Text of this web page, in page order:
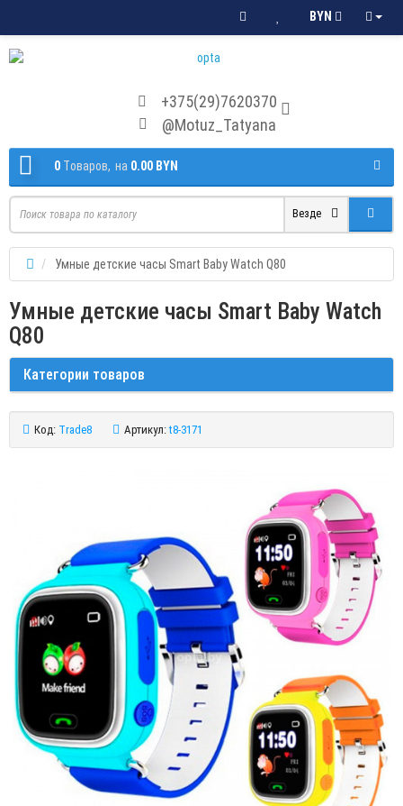
BYN
+375(29)7620370
@Motuz_Tatyana
0 Tоваров, на 0.00 BYN
Везде
Умные детские часы Smart Baby Watch Q80
Умные детские часы Smart Baby Watch
Q80
Категории товаров
Код: Trade8 Артикул: t8-3171